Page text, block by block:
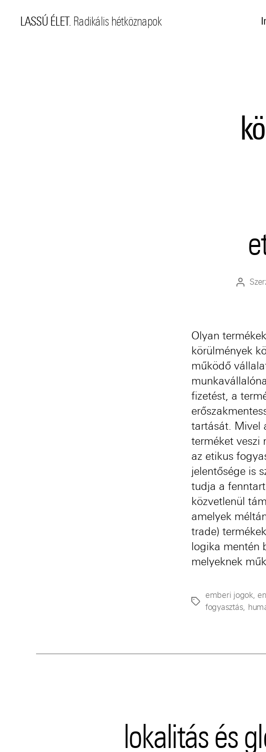
LASSÚ ÉLET. Radikális hétköznapok
Olyan
körülmények
működő
fizetést, a
tartását. Mivel
terméket veszi
az etikus
jelentősége is
tudja a
közvetlenül
amelyek
trade)
logika mentén
melyeknek
Címkék
emberi jogok,
fogyasztás
lokalitás és